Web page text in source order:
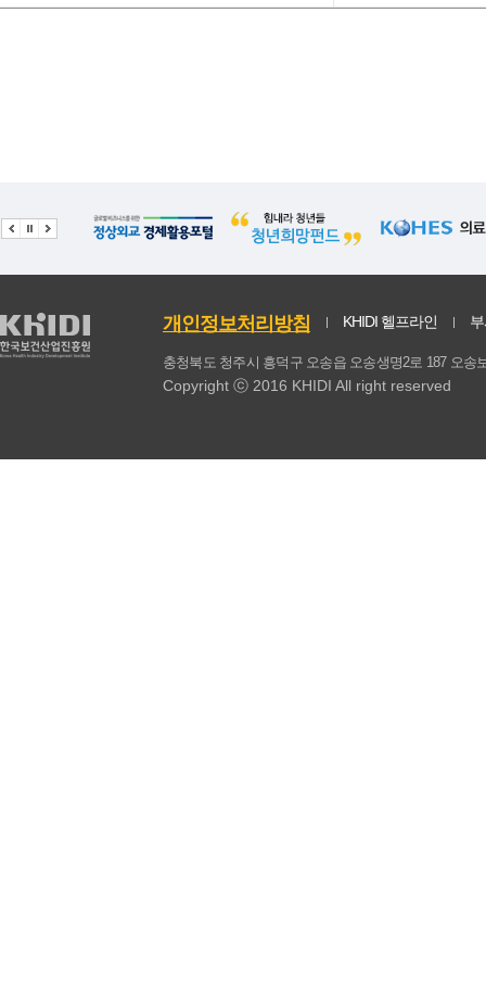
개인정보처리방침 KHIDI 헬프라인
충청북도 청주시 흥덕구 오송읍 오송생명2로 187 오
Copyright ⓒ 2016 KHIDI All right reserved